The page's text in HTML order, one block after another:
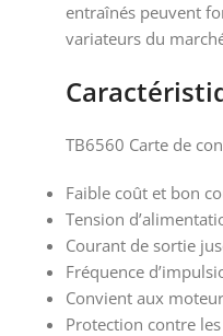
entraînés peuvent
variateurs du
TB6560 Carte de
Faible coût et bon
Tension
Courant de sortie
Fréquence
Convient aux
Protection contre